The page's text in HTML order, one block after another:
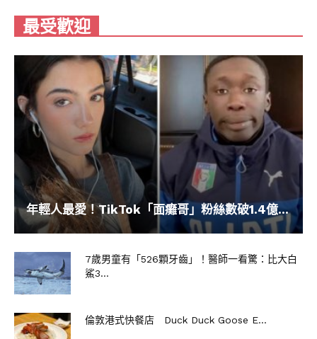
最受歡迎
年輕人最愛！TikTok「面癱哥」粉絲數破1.4億...
7歲男童有「526顆牙齒」！醫師一看驚：比大白
鯊3...
倫敦港式快餐店 Duck Duck Goose E...